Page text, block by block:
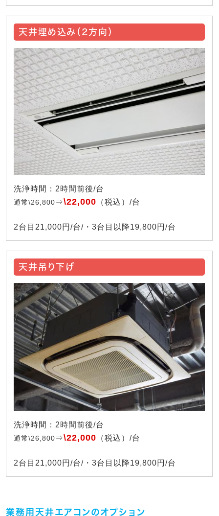
天井埋め込み（2方向）
洗浄時間：2時間前後/台
通常\26,800⇒\22,000 （税込）/台
2台目21,000円/台/・3台目以降19,800円/台
天井吊り下げ
洗浄時間：2時間前後/台
通常\26,800⇒\22,000 （税込）/台
2台目21,000円/台/・3台目以降19,800円/台
業務用天井エアコンのオプション